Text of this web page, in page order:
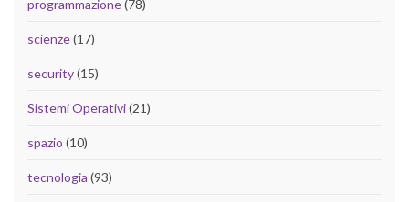
programmazione(78)
scienze(17)
security(15)
Sistemi Operativi(21)
spazio (10)
tecnologia (93)